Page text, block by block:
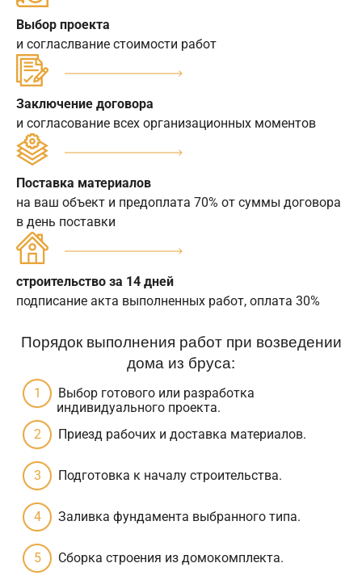
Выбор проекта
и согласлвание стоимости работ
Заключение договора
и согласование всех организационных моментов
Поставка материалов
на ваш объект и предоплата 70% от суммы договора
в день поставки
строительство за 14 дней
подписание акта выполненных работ, оплата 30%
Порядок выполнения работ при возведении
дома из бруса:
Выбор готового или разработка
индивидуального проекта.
Приезд рабочих и доставка материалов.
Подготовка к началу строительства.
Заливка фундамента выбранного типа.
Сборка строения из домокомплекта.